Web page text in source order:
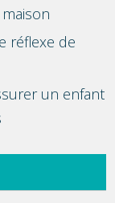
réflexe de
un enfant